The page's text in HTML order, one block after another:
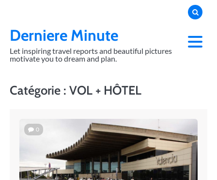
contentDerniere Minute
Let inspiring travel reports and beautiful pictures
motivate you to dream and plan.
Catégorie : VOL + HÔTEL
0